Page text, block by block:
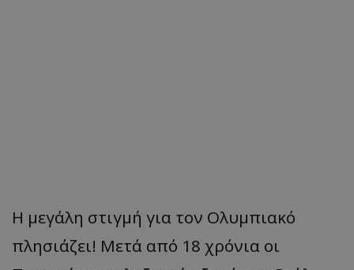
Η μεγάλη στιγμή για τον Ολυμπιακό
πλησιάζει! Μετά από 18 χρόνια οι